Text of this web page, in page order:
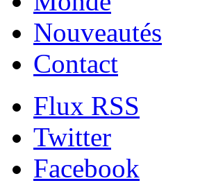
Nouveautés
Contact
Flux RSS
Twitter
Facebook